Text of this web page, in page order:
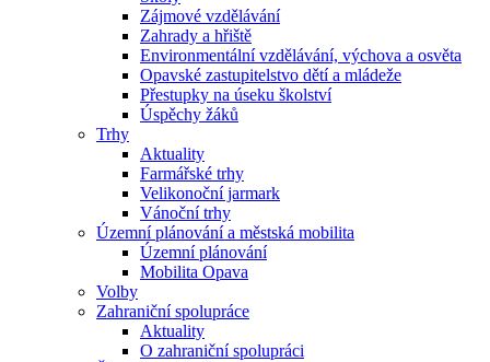
Zájmové vzdělávání
Zahrady a hřiště
Environmentální vzdělávání, výchova a osvěta
Opavské zastupitelstvo dětí a mládeže
Přestupky na úseku školství
Úspěchy žáků
Trhy
Aktuality
Farmářské trhy
Velikonoční jarmark
Vánoční trhy
Územní plánování a městská mobilita
Územní plánování
Mobilita Opava
Volby
Zahraniční spolupráce
Aktuality
O zahraniční spolupráci